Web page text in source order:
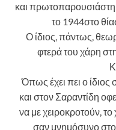
και
το 1944στο
Ο ίδιος, πάντως,
φτερά του χάρη
Όπως έχει πει ο ίδιος
και στον Σαραντίδη
να με χειροκροτούν,
σαν μνημόσυνο